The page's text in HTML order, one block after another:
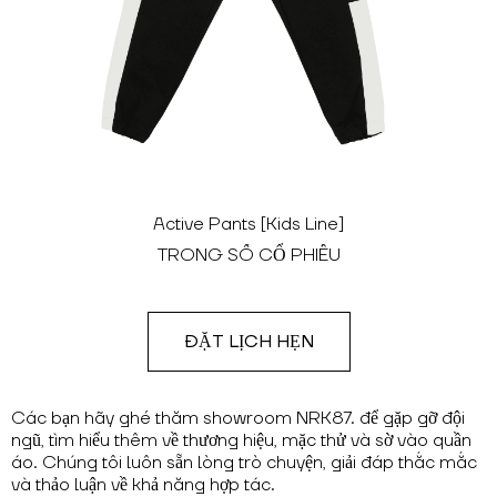
Active Pants [Kids Line]
TRONG SỐ CỔ PHIẾU
Các bạn hãy ghé thăm showroom NRK87. để gặp gỡ đội
ngũ, tìm hiểu thêm về thương hiệu, mặc thử và sờ vào quần
áo. Chúng tôi luôn sẵn lòng trò chuyện, giải đáp thắc mắc
và thảo luận về khả năng hợp tác.
ĐẶT LỊCH HẸN